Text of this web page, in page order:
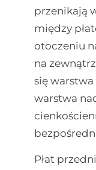
przenikają
między
otoczeniu
na
się warstwa
warstwa
Płat